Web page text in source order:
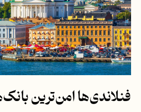
فنلاندی‌ها امن‌ترین